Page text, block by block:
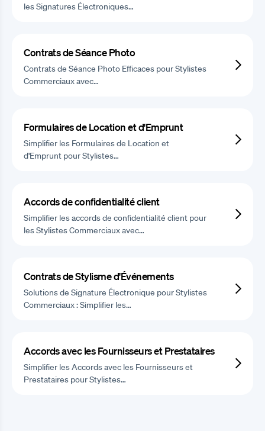
les Signatures Électroniques…
Contrats de Séance Photo
Contrats de Séance Photo Efficaces pour Stylistes
Commerciaux avec…
Formulaires de Location et d'Emprunt
Simplifier les Formulaires de Location et
d'Emprunt pour Stylistes…
Accords de confidentialité client
Simplifier les accords de confidentialité client pour
les Stylistes Commerciaux avec…
Contrats de Stylisme d'Événements
Solutions de Signature Électronique pour Stylistes
Commerciaux : Simplifier les…
Accords avec les Fournisseurs et Prestataires
Simplifier les Accords avec les Fournisseurs et
Prestataires pour Stylistes…